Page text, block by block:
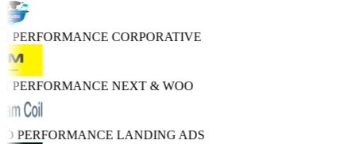
PERFORMANCECORPORATIVE
PERFORMANCENEXT & WOO
PERFORMANCELANDING ADS